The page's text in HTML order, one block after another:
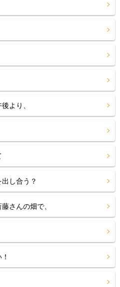
より、
し合う？
さんの畑で、